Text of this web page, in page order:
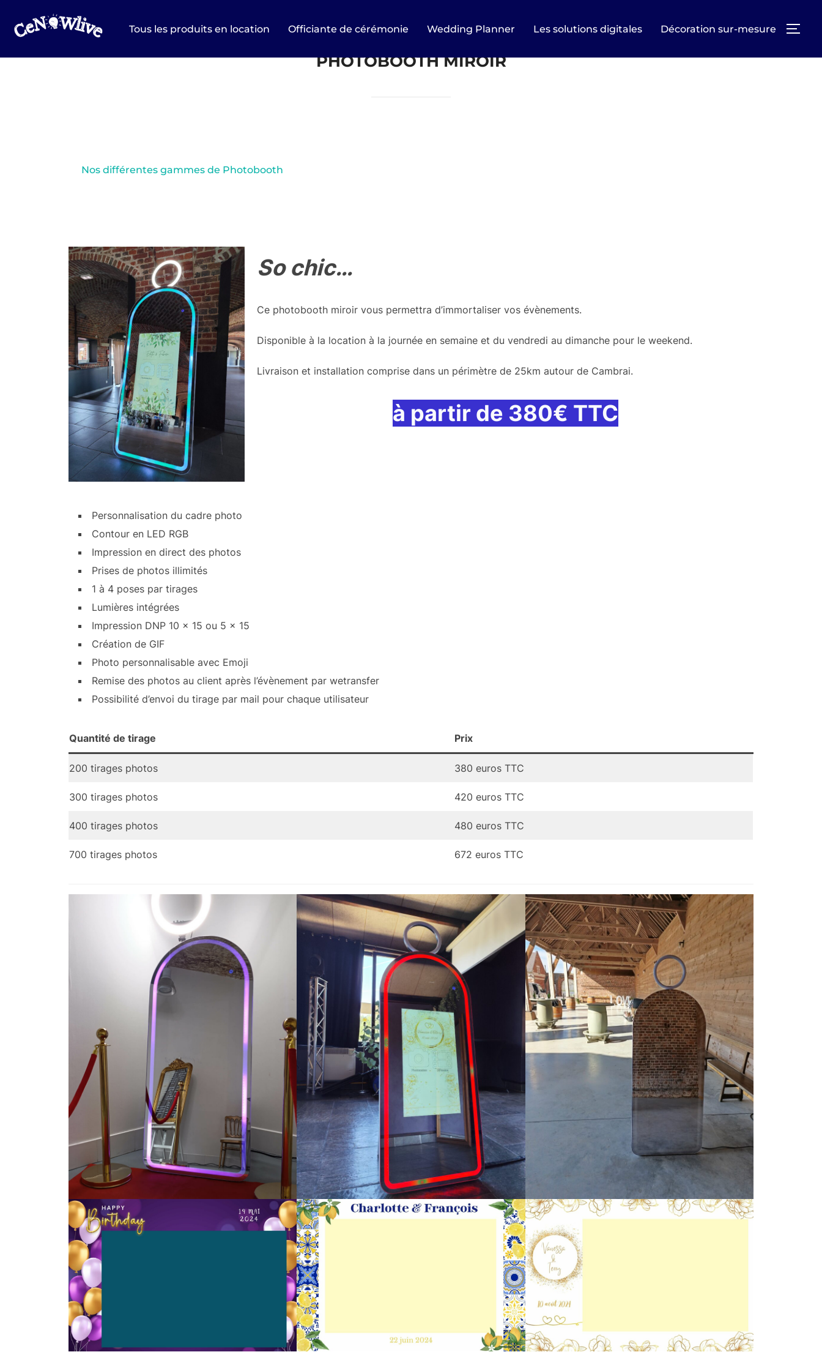
Tous les produits en location Officiante de cérémonie Wedding Planner Les solutions digitales Décoration sur-mesure
PHOTOBOOTH MIROIR
Nos différentes gammes de Photobooth
So chic…
Ce photobooth miroir vous permettra d’immortaliser vos évènements.
Disponible à la location à la journée en semaine et du vendredi au dimanche pour le weekend.
Livraison et installation comprise dans un périmètre de 25km autour de Cambrai.
à partir de 380€ TTC
Personnalisation du cadre photo
Contour en LED RGB
Impression en direct des photos
Prises de photos illimités
1 à 4 poses par tirages
Lumières intégrées
Impression DNP 10 x 15 ou 5 x 15
Création de GIF
Photo personnalisable avec Emoji
Remise des photos au client après l’évènement par wetransfer
Possibilité d’envoi du tirage par mail pour chaque utilisateur
Quantité de tirage Prix
200 tirages photos 380 euros TTC
300 tirages photos 420 euros TTC
400 tirages photos 480 euros TTC
700 tirages photos 672 euros TTC